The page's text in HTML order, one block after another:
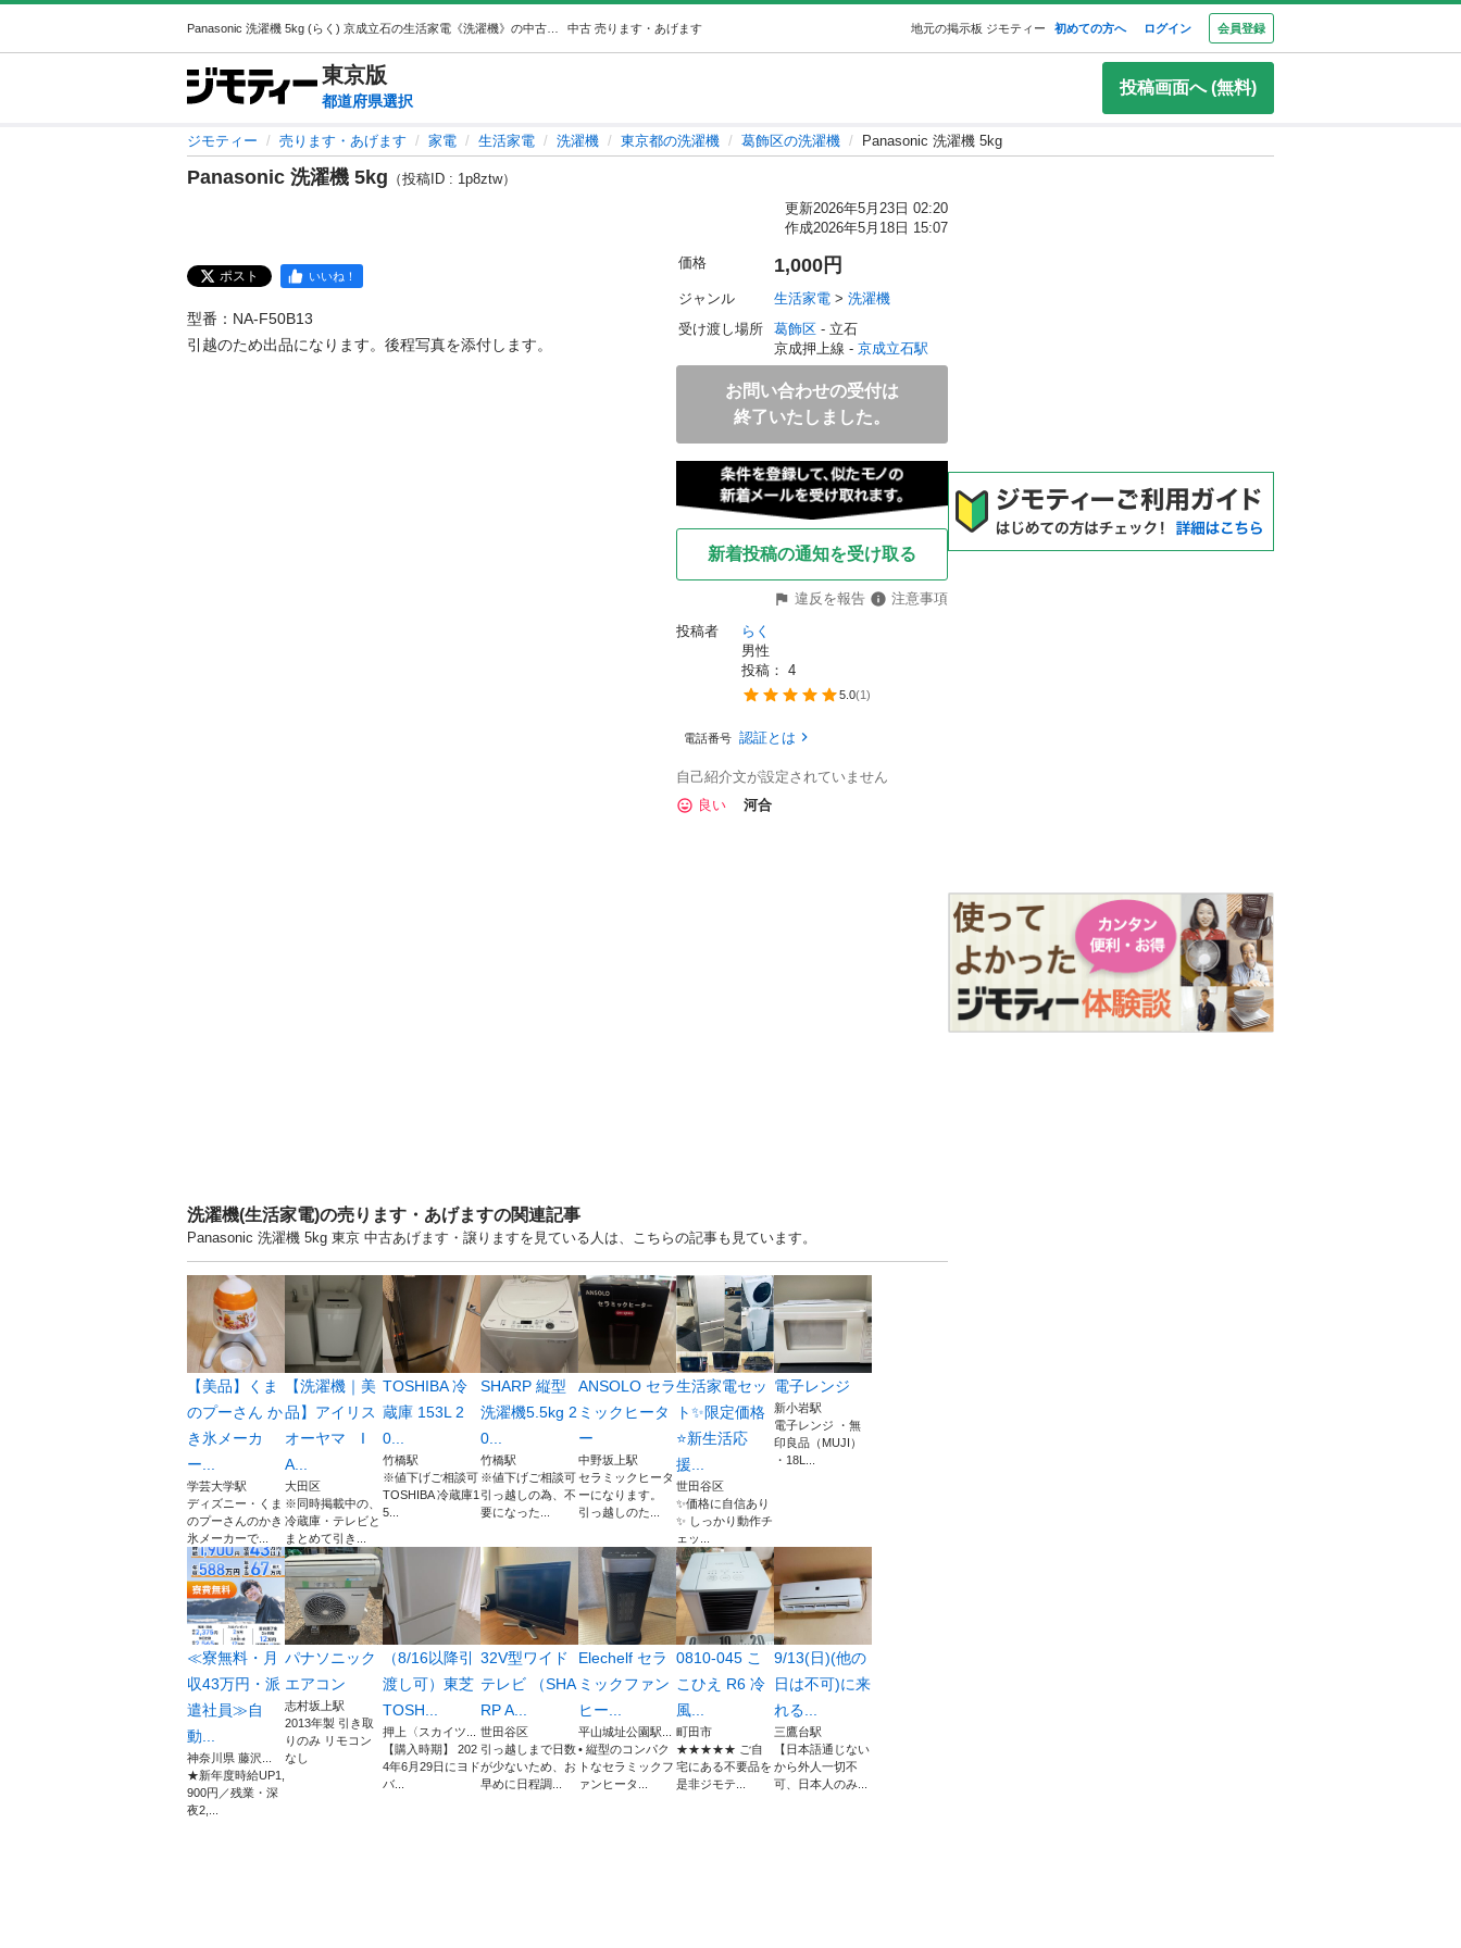
中古 売ります・あげます 地元の掲示板 ジモティー 初めての方へ ログイン 会員登録
東京版
都道府県選択
投稿画面へ (無料)
ジモティー 売ります・あげます 家電 生活家電 洗濯機 東京都の洗濯機 葛飾区の洗濯機 Panasonic 洗濯機 5kg
Panasonic 洗濯機 5kg （投稿ID : 1p8ztw）
更新2026年5月23日 02:20
作成2026年5月18日 15:07
ポスト いいね！
型番：NA-F50B13
引越のため出品になります。後程写真を添付します。
価格 1,000円
ジャンル 生活家電 > 洗濯機
受け渡し場所
葛飾区 - 立石
京成押上線 - 京成立石駅
お問い合わせの受付は
終了いたしました。
新着投稿の通知を受け取る
違反を報告
注意事項
投稿者
らく
男性
投稿： 4
5.0(1 )
電話番号 認証とは
自己紹介文が設定されていません
良い
河合
洗濯機(生活家電)の売ります・あげますの関連記事
Panasonic 洗濯機 5kg 東京 中古あげます・譲りますを見ている人は、こちらの記事も見ています。
【美品】くま
のプーさん か
き氷メーカ
ー...
学芸大学駅
ディズニー・くま
のプーさんのかき
氷メーカーで...
【洗濯機｜美
品】アイリス
オーヤマ I
A...
大田区
※同時掲載中の、
冷蔵庫・テレビと
まとめて引き...
TOSHIBA 冷
蔵庫 153L 2
0...
竹橋駅
※値下げご相談可
TOSHIBA 冷蔵庫1
5...
SHARP 縦型
洗濯機5.5kg 2
0...
竹橋駅
※値下げご相談可
引っ越しの為、不
要になった...
ANSOLO セラ
ミックヒータ
ー
中野坂上駅
セラミックヒータ
ーになります。
引っ越しのた...
生活家電セッ
ト✨限定価格
⭐️新生活応
援...
世田谷区
✨価格に自信あり
✨ しっかり動作チ
ェッ...
電子レンジ
新小岩駅
電子レンジ ・無
印良品（MUJI）
・18L...
≪寮無料・月
収43万円・派
遣社員≫自
動...
神奈川県 藤沢...
★新年度時給UP1,
900円／残業・深
夜2,...
パナソニック
エアコン
志村坂上駅
2013年製 引き取
りのみ リモコン
なし
（8/16以降引
渡し可）東芝
TOSH...
押上〈スカイツ...
【購入時期】 202
4年6月29日にヨド
バ...
32V型ワイド
テレビ （SHA
RP A...
世田谷区
引っ越しまで日数
が少ないため、お
早めに日程調...
Elechelf セラ
ミックファン
ヒー...
平山城址公園駅...
• 縦型のコンパク
トなセラミックフ
ァンヒータ...
0810-045 こ
こひえ R6 冷
風...
町田市
★★★★★ ご自
宅にある不要品を
是非ジモテ...
9/13(日)(他の
日は不可)に来
れる...
三鷹台駅
【日本語通じない
から外人一切不
可、日本人のみ...